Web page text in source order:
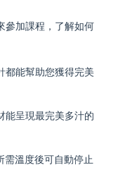
參加課程，了解如何
都能幫助您獲得完美
能呈現最完美多汁的
需溫度後可自動停止